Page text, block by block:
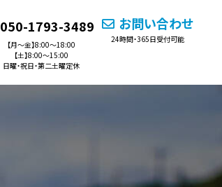
050-1793-3489
【月〜金】8:00〜18:00
【土】8:00～15:00
日曜・祝日・第二土曜定休
お問い合わせ
24時間・365日受付可能